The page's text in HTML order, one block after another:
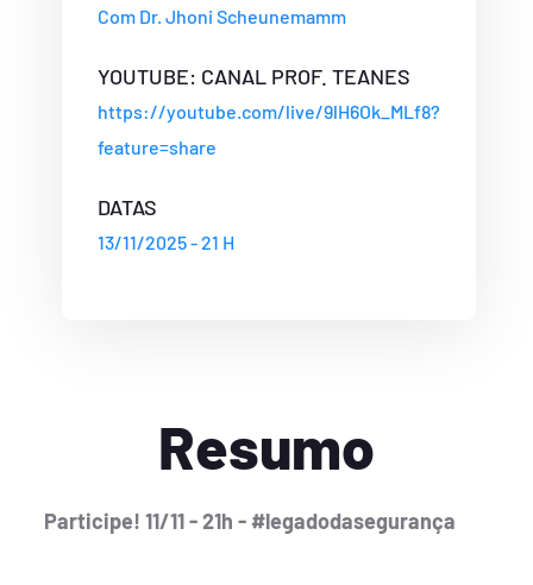
Com Dr. Jhoni Scheunemamm
YOUTUBE: CANAL PROF. TEANES
https://youtube.com/live/9lH6Ok_MLf8?
feature=share
DATAS
13/11/2025 - 21 H
Resumo
Participe! 11/11 - 21h - #legadodasegurança